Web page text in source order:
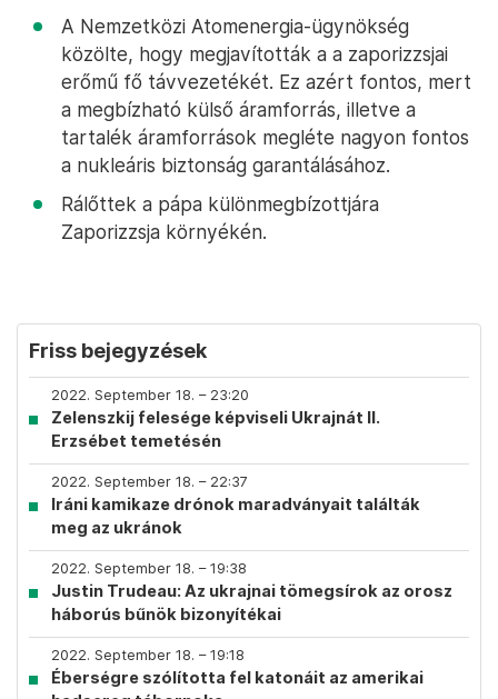
A Nemzetközi Atomenergia-ügynökség
közölte, hogy megjavították a a zaporizzsjai
erőmű fő távvezetékét. Ez azért fontos, mert
a megbízható külső áramforrás, illetve a
tartalék áramforrások megléte nagyon fontos
a nukleáris biztonság garantálásához.
Rálőttek a pápa különmegbízottjára
Zaporizzsja környékén.
Friss bejegyzések
2022. September 18. – 23:20
Zelenszkij felesége képviseli Ukrajnát II.
Erzsébet temetésén
2022. September 18. – 22:37
Iráni kamikaze drónok maradványait találták
meg az ukránok
2022. September 18. – 19:38
Justin Trudeau: Az ukrajnai tömegsírok az orosz
háborús bűnök bizonyítékai
2022. September 18. – 19:18
Éberségre szólította fel katonáit az amerikai